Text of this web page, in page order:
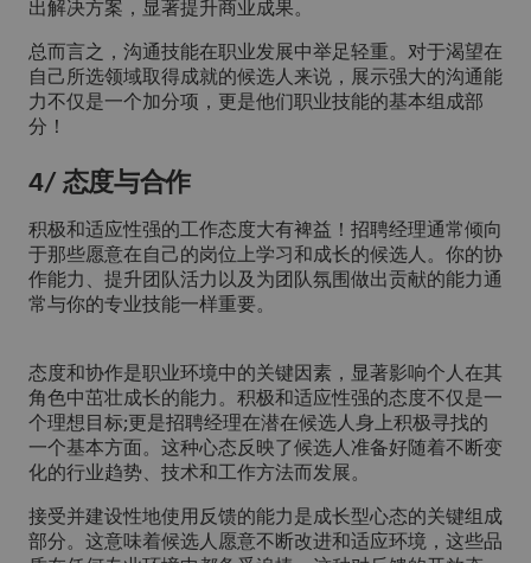
出解决方案，显著提升商业成果。
总而言之，沟通技能在职业发展中举足轻重。对于渴望在
自己所选领域取得成就的候选人来说，展示强大的沟通能
力不仅是一个加分项，更是他们职业技能的基本组成部
分！
4/ 态度与合作
积极和适应性强的工作态度大有裨益！招聘经理通常倾向
于那些愿意在自己的岗位上学习和成长的候选人。你的协
作能力、提升团队活力以及为团队氛围做出贡献的能力通
常与你的专业技能一样重要。
态度和协作是职业环境中的关键因素，显著影响个人在其
角色中茁壮成长的能力。积极和适应性强的态度不仅是一
个理想目标;更是招聘经理在潜在候选人身上积极寻找的
一个基本方面。这种心态反映了候选人准备好随着不断变
化的行业趋势、技术和工作方法而发展。
接受并建设性地使用反馈的能力是成长型心态的关键组成
部分。这意味着候选人愿意不断改进和适应环境，这些品